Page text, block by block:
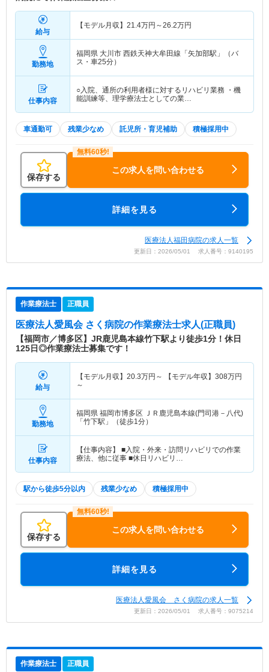
給与
【モデル月収】 21.4万円～26.2万円
勤務地
福岡県 大川市 西鉄天神大牟田線「矢加部駅」（バ
ス・車25分）
仕事内容
○入院、通所の利用者様に対するリハビリ業務 ・機
能訓練等、理学療法士としての業…
車通勤可 残業少なめ 託児所・育児補助 積極採用中
保存する
この求人を問い合わせる
詳細を見る
医療法人福田病院の求人一覧
更新日：2026/05/01 求人番号：9140195
作業療法士 正職員
医療法人愛風会 さく病院の作業療法士求人(正職員)
【福岡市／博多区】JR鹿児島本線竹下駅より徒歩1分！休日
125日◎作業療法士募集です！
給与
【モデル月収】 20.3万円～ 【モデル年収】 308万円
～
勤務地
福岡県 福岡市博多区
ＪＲ鹿児島本線(門司港－八代)
「竹下駅」（徒歩1分）
仕事内容
【仕事内容】 ■入院・外来・訪問リハビリでの作業
療法、他に従事 ■休日リハビリ…
駅から徒歩5分以内 残業少なめ 積極採用中
保存する
この求人を問い合わせる
詳細を見る
医療法人愛風会 さく病院の求人一覧
更新日：2026/05/01 求人番号：9075214
作業療法士 正職員